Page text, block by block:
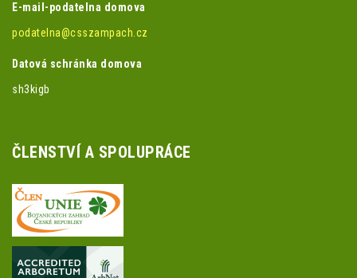
E-mail-podatelna domova
podatelna@csszampach.cz
Datová schránka domova
sh3kigb
ČLENSTVÍ A SPOLUPRÁCE